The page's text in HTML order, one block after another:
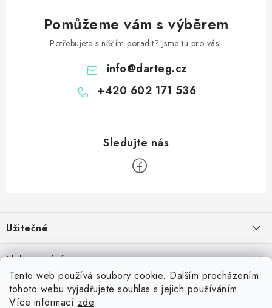
Tento web používá soubory cookie. Dalším procházením
tohoto webu vyjadřujete souhlas s jejich používáním..
Více informací zde.
Pomůžeme vám s výběrem
Potřebujete s něčím poradit? Jsme tu pro vás!
info@darteg.cz
+420 602 171 536
p
a
Užitečné
Kontakt
Věrnostní program
Inspirujte se zákazníky
Nakupování
Jak nakupovat
Vrácení zboží
Blog